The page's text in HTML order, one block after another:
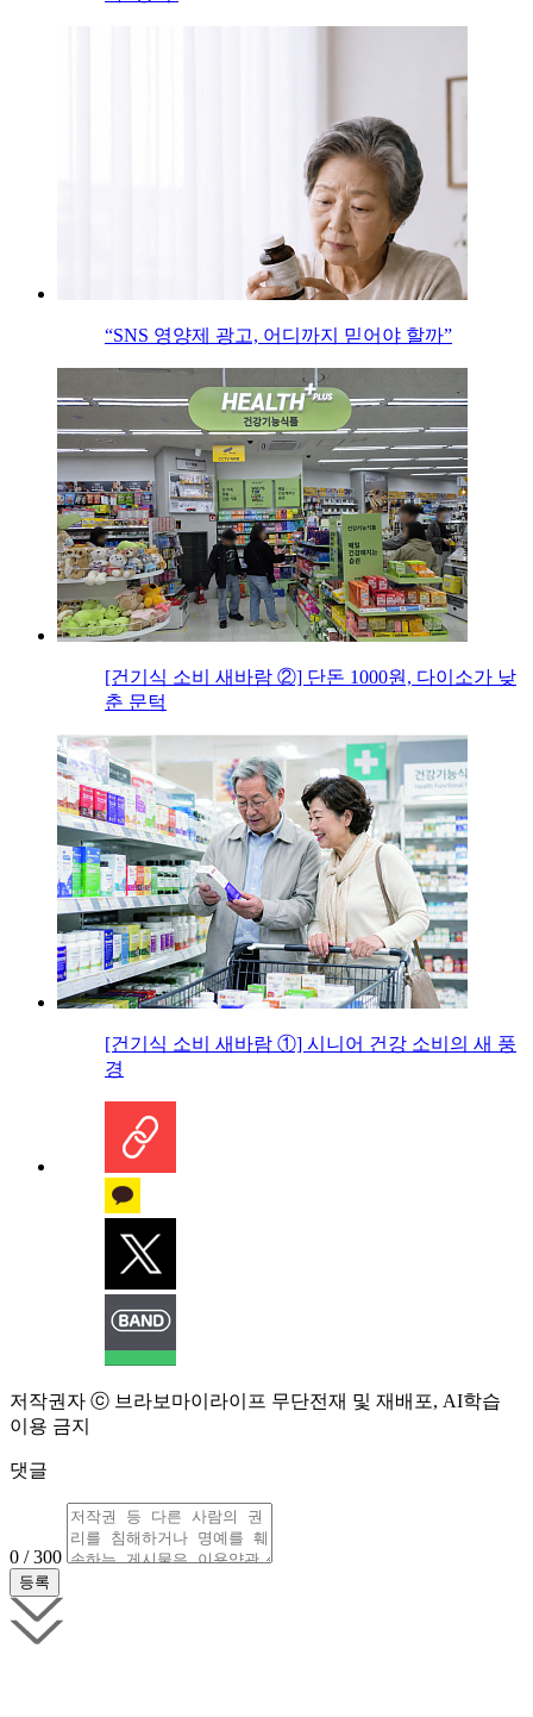
“SNS 영양제 광고, 어디까지 믿어야 할까”
[건기식 소비 새바람 ②] 단돈 1000원, 다이소가 낮
춘 문턱
[건기식 소비 새바람 ①] 시니어 건강 소비의 새 풍
경
저작권자 ⓒ 브라보마이라이프 무단전재 및 재배포, AI학습
이용 금지
댓글
0 / 300